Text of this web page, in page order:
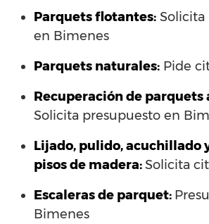
Parquets flotantes: Solicita
en Bimenes
Parquets naturales: Pide
Recuperación de parquets
Solicita presupuesto en
Lijado, pulido, acuchillado
pisos de madera:Solicita
Escaleras de parquet:
Bimenes